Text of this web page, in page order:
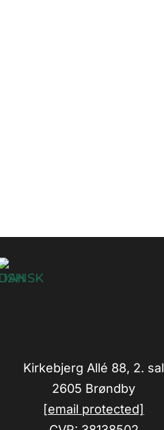
Kirkebjerg Allé 88, 2. sal
2605 Brøndby
[email protected]